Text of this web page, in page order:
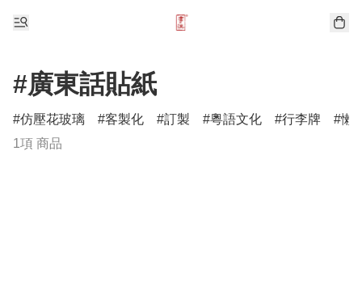
#廣東話貼紙
仿壓花玻璃 客製化 訂製 粵語文化 行李牌
懶
1項 商品